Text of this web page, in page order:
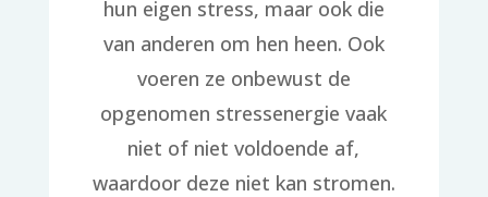
hun eigen stress, maar ook die
van anderen om hen heen. Ook
voeren ze onbewust de
opgenomen stressenergie vaak
niet of niet voldoende af,
waardoor deze niet kan stromen.